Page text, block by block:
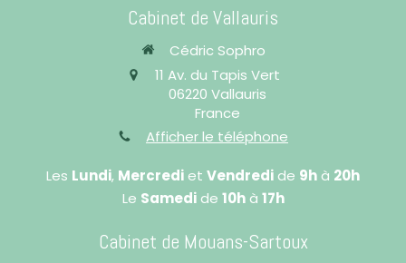
Cabinet de Vallauris
Cédric Sophro
11 Av. du Tapis Vert
06220 Vallauris
France
Afficher le téléphone
Les Lundi, Mercredi et Vendredi de 9h à 20h
Le Samedide 10hà 17h
Cabinet de Mouans-Sartoux